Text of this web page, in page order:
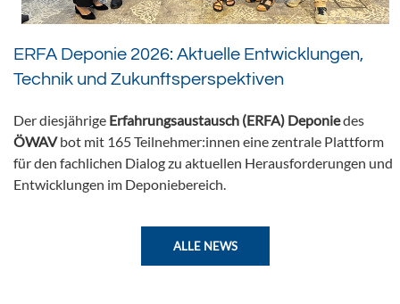
ERFA Deponie 2026: Aktuelle Entwicklungen,
Technik und Zukunftsperspektiven
Der diesjährige Erfahrungsaustausch (ERFA) Deponiedes
ÖWAVbot mit 165 Teilnehmer:innen eine zentrale Plattform
für den fachlichen Dialog zu aktuellen Herausforderungen und
Entwicklungen im Deponiebereich.
ALLE NEWS